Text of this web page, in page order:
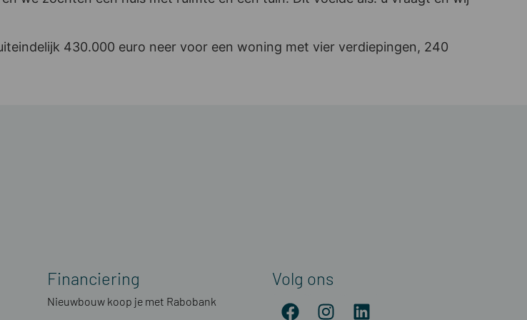
430.000 euro neer voor een woning met vier verdiepingen, 240
Financiering
Nieuwbouw koop je met Rabobank
Volg ons